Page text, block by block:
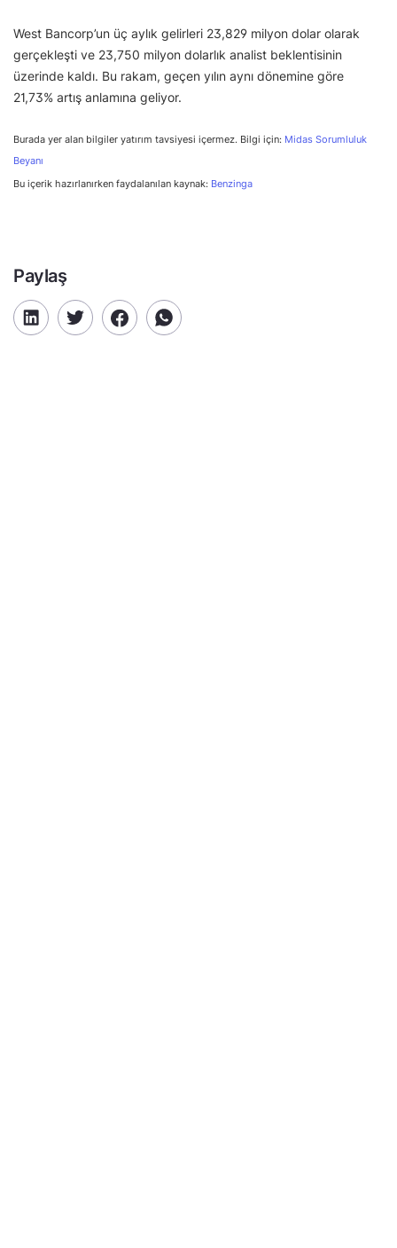
West Bancorp’un üç aylık gelirleri 23,829 milyon dolar olarak
gerçekleşti ve 23,750 milyon dolarlık analist beklentisinin
üzerinde kaldı. Bu rakam, geçen yılın aynı dönemine göre
21,73% artış anlamına geliyor.
Burada yer alan bilgiler yatırım tavsiyesi içermez. Bilgi için: Midas Sorumluluk
Beyanı
Bu içerik hazırlanırken faydalanılan kaynak: Benzinga
Paylaş